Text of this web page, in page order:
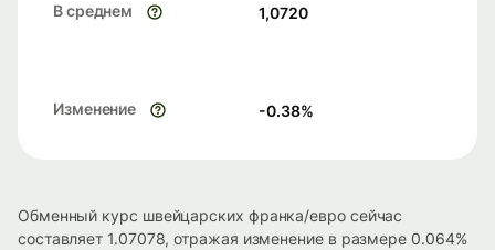
В среднем 1,0720
Изменение -0.38%
Обменный курс швейцарских франка/евро сейчас
составляет 1.07078, отражая изменение в размере 0.064%